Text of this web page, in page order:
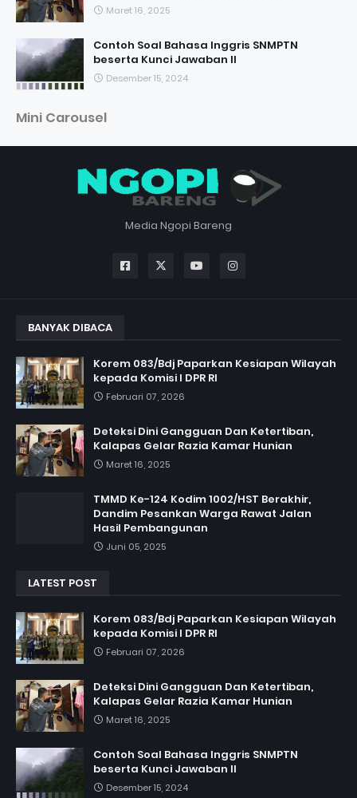
Maret 16, 2025
Contoh Soal Bahasa Inggris SNMPTN
beserta Kunci Jawaban II
Desember 15, 2024
Mini Carousel
Media Ngopi Bareng
BANYAK DIBACA
Korem 083/Bdj Paparkan Kesiapan Wilayah
kepada Komisi I DPR RI
Februari 07, 2026
Deteksi Dini Gangguan Dan Ketertiban,
Kalapas Gelar Razia Kamar Hunian
Maret 16, 2025
TMMD Ke-124 Kodim 1002/HST Berakhir,
Dandim Pesankan Warga Rawat Jalan
Hasil Pembangunan
Juni 05, 2025
LATEST POST
Korem 083/Bdj Paparkan Kesiapan Wilayah
kepada Komisi I DPR RI
Februari 07, 2026
Deteksi Dini Gangguan Dan Ketertiban,
Kalapas Gelar Razia Kamar Hunian
Maret 16, 2025
Contoh Soal Bahasa Inggris SNMPTN
beserta Kunci Jawaban II
Desember 15, 2024